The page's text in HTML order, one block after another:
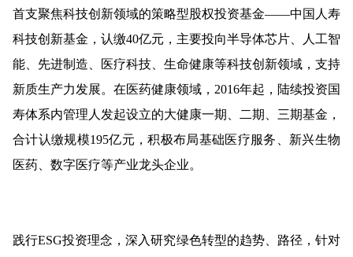
首支聚焦科技创新领域的策略型股权投资基金——中国人寿
科技创新基金，认缴40亿元，主要投向半导体芯片、人工智
能、先进制造、医疗科技、生命健康等科技创新领域，支持
新质生产力发展。在医药健康领域，2016年起，陆续投资国
寿体系内管理人发起设立的大健康一期、二期、三期基金，
合计认缴规模195亿元，积极布局基础医疗服务、新兴生物
医药、数字医疗等产业龙头企业。
践行ESG投资理念，深入研究绿色转型的趋势、路径，针对